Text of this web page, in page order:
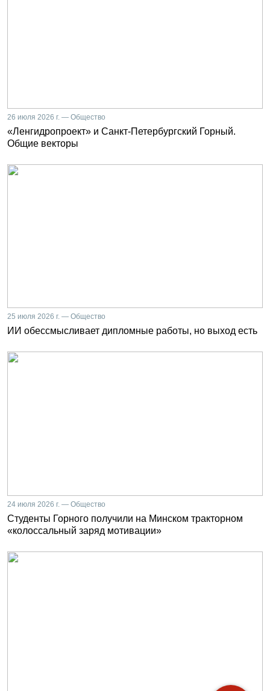
26 июля 2026 г. — Общество
«Ленгидропроект» и Санкт-Петербургский Горный.
Общие векторы
25 июля 2026 г. — Общество
ИИ обессмысливает дипломные работы, но выход есть
24 июля 2026 г. — Общество
Студенты Горного получили на Минском тракторном
«колоссальный заряд мотивации»